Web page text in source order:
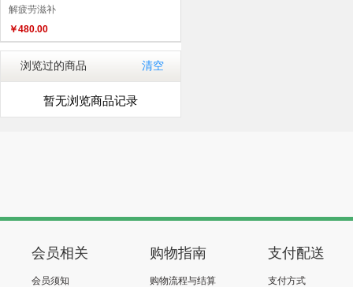
解疲劳滋补
￥480.00
浏览过的商品 清空
暂无浏览商品记录
会员相关
会员须知
购物指南
购物流程与结算
支付配送
支付方式